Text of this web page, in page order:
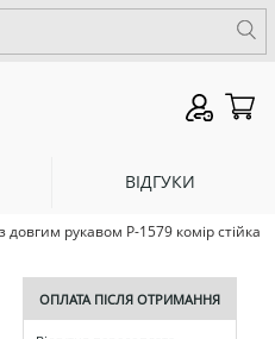
ВІДГУКИ
довгим рукавом Р-1579 комір стійка
ОПЛАТА ПІСЛЯ ОТРИМАННЯ